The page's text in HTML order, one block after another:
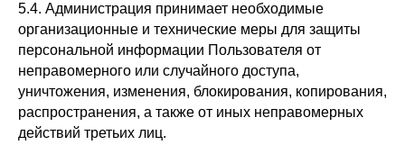
5.4. Администрация принимает необходимые
организационные и технические меры для защиты
персональной информации Пользователя от
неправомерного или случайного доступа,
уничтожения, изменения, блокирования, копирования,
распространения, а также от иных неправомерных
действий третьих лиц.